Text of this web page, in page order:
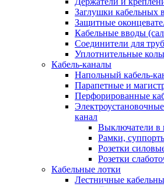
Заглушки кабельных
Защитные
Кабельные вводы
Соединители для труб
Уплотнительные
Кабель-каналы
Напольный кабель-
Парапетные и
Перфорированные
канал
Выключатели в
Рамки,
Розетки
Розетки
Кабельные лотки
Лестничные